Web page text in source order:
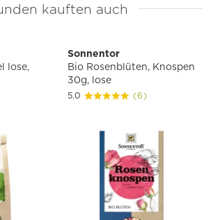
kauften auch
lose,
Sonnentor
Bio Rosenblüten, Knospen
30g, lose
5.0 (6)